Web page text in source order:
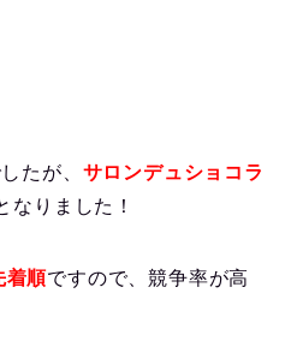
たが、 サロンデュショコラ
なりました！
着順ですので、競争率が高